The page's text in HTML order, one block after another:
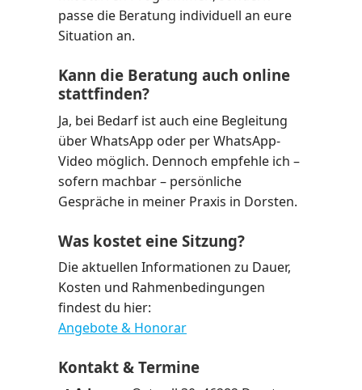
passe die Beratung individuell an eure
Situation an.
Kann die Beratung auch online
stattfinden?
Ja, bei Bedarf ist auch eine Begleitung
über WhatsApp oder per WhatsApp-
Video möglich. Dennoch empfehle ich –
sofern machbar – persönliche
Gespräche in meiner Praxis in Dorsten.
Was kostet eine Sitzung?
Die aktuellen Informationen zu Dauer,
Kosten und Rahmenbedingungen
findest du hier:
Angebote & Honorar
Kontakt & Termine